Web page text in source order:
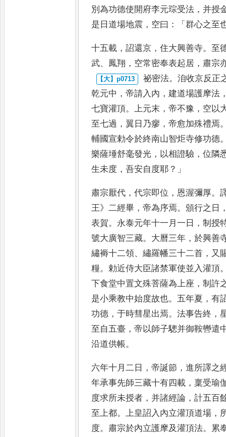
別為功德使開府李元琮受法 ， 并授
是日道場地震 ， 空曰 ：「群心之至
十五載 ，詔還京 ，住大興善寺。至
武、 鳳翔 ， 空常密奉表起居 ， 肅宗
祕密法。洎收京反正
乾元中 ，帝請入內 ，建道場護摩法
七寶灌頂。上元末 ，帝不豫 ， 空以
至七過 ，翼日乃瘳 ，帝愈加殊禮焉
輔國宣勅令於終南山智炬寺修功德
樂薩埵舒毫發光 ， 以相證驗 ，位隣
生未度 ，吾安自度耶 ？」
肅宗厭代 ，代宗即位 ，恩渥彌厚。
王》二經畢 ，帝為序焉。頒行之日
表賀。 永泰元年十一月一日 ，制授
號大廣智三藏。 大曆三年 ，於興善
繡褥十二領、繡羅幡三十二首 ， 又
糧。勅近侍大臣諸禁軍使並入灌頂
下食堂中置文殊菩薩為上座 ，制許
是小乘教中始度故也。五年夏 ，有
功德 ，于時彗星出焉。法事告終 ，
至自五臺 ，帝以師子驄并御鞍轡遣
沿道供帳。
六年十月二日 ，帝誕節 ，進所譯之
年承事先師三藏十有四載 ，稟受瑜
度求所未授者 ， 并諸經論 ，計五百
至上都。上皇詔入內立灌頂道場 ，
度。 肅宗於內立護摩及灌頂法。 累